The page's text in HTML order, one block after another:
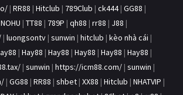
| RR88 | Hitclub | 789Club | ck444| GG88 |
NOHU | TT88 | 789P | qh88 | rr88 | J88 |
| luongsontv | sunwin | hitclub | kèo nhà cái |
| Hay88 | Hay88 | Hay88 | Hay88 | Hay88 |
| sunwin | https://icm88.com/ | sunwin |
| GG88 | RR88 | shbet | XX88 | Hitclub | NHATVIP |